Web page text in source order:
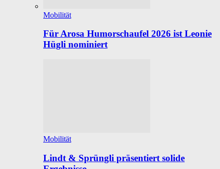
Mobilität
Für Arosa Humorschaufel 2026 ist Leonie
Hügli nominiert
Mobilität
Lindt & Sprüngli präsentiert solide